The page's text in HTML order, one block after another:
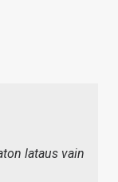
lataus vain